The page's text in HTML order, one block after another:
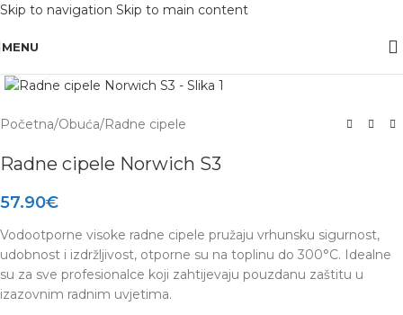
Skip to navigation Skip to main content
OBAVIJEST: Maloprodaja je zatvorena od 10.12. -13.12.2025 radi inventure.
MENU
Početna/Obuća/Radne cipele
Radne cipele Norwich S3
57.90€
Vodootporne visoke radne cipele pružaju vrhunsku sigurnost,
udobnost i izdržljivost, otporne su na toplinu do 300°C. Idealne
su za sve profesionalce koji zahtijevaju pouzdanu zaštitu u
izazovnim radnim uvjetima.